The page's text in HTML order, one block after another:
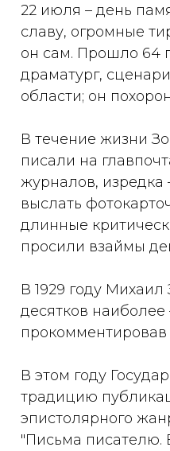
22 июля – день
славу, огромные
он сам. Прошло 64
драматург,
области; он
В течение жизни
писали на
журналов,
выслать
длинные
просили взаймы
В 1929 году
десятков наиболее
прокомментировав
В этом году
традицию
эпистолярного
"Письма писателю.